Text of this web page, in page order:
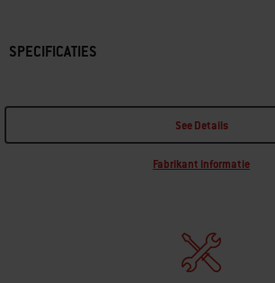
SPECIFICATIES
See Details
Fabrikant informatie